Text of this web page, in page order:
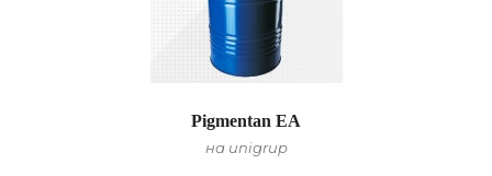
Pigmentan EA
на unigrup